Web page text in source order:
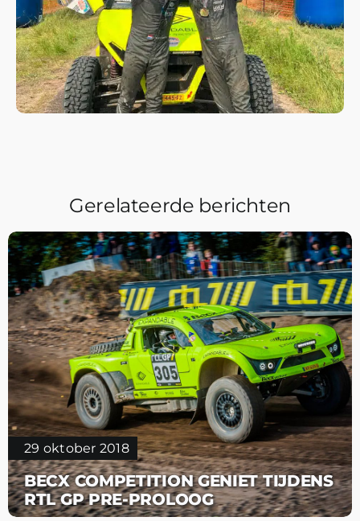
Gerelateerde berichten
12 januari 2022
ARCANE RACING VERSLAGEN
DAKAR 2022